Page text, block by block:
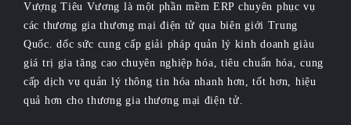
Vượng Tiêu Vương là một phần mềm ERP chuyên phục vụ
các thương gia thương mại điện tử qua biên giới Trung
Quốc. dốc sức cung cấp giải pháp quản lý kinh doanh giàu
giá trị gia tăng cao chuyên nghiệp hóa, tiêu chuẩn hóa, cung
cấp dịch vụ quản lý thông tin hóa nhanh hơn, tốt hơn, hiệu
quả hơn cho thương gia thương mại điện tử.